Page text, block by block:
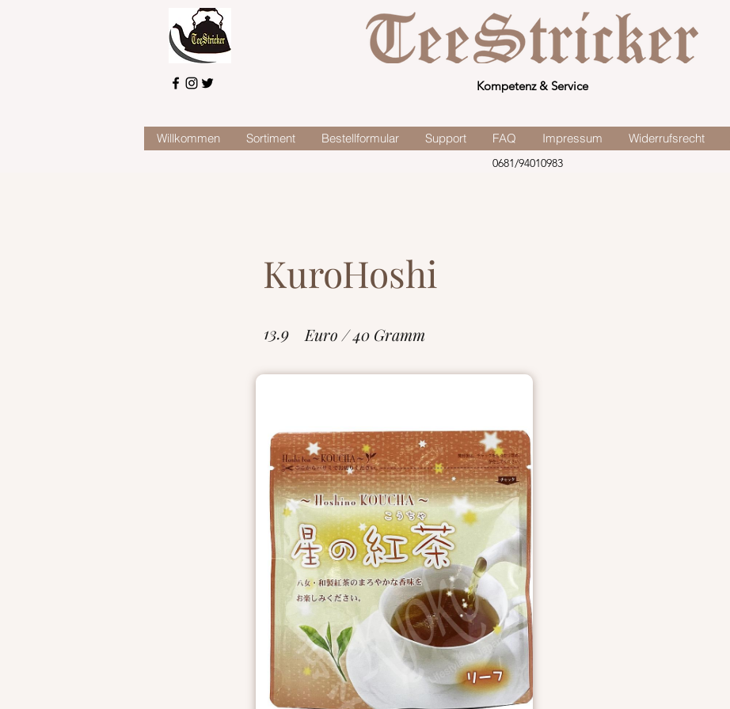
Kompetenz & Service
Willkommen Sortiment Bestellformular Support FAQ Impressum Widerrufsrecht
0681/94010983
KuroHoshi
13.9 Euro / 40 Gramm